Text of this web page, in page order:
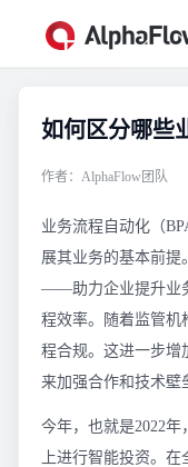
汇聚行业
如何区分哪些
作者：AlphaFlow团队
业务流程自动化（
展其业务的基本前提
——助力企业提升业
程效率。随着监管机
程合规。这进一步增
来加强合作和技术壁
今年，也就是2022
上进行智能投资。